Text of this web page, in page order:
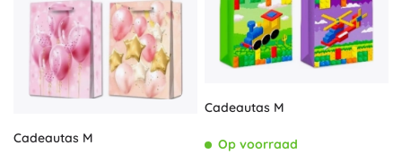
Cadeautas M
Cadeautas M
Op voorraad